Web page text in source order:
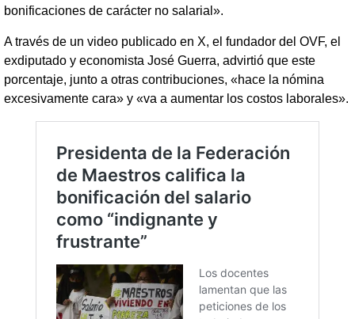
bonificaciones de carácter no salarial».
A través de un video publicado en X, el fundador del OVF, el
exdiputado y economista José Guerra, advirtió que este
porcentaje, junto a otras contribuciones, «hace la nómina
excesivamente cara» y «va a aumentar los costos laborales».